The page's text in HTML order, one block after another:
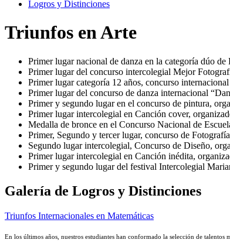
Logros y Distinciones
Triunfos en Arte
Primer lugar nacional de danza en la categoría dúo
Primer lugar del concurso intercolegial Mejor
Primer lugar categoría 12 años, concurso
Primer lugar del concurso de danza internacional
Primer y segundo lugar en el concurso de pintura,
Primer lugar intercolegial en Canción cover,
Medalla de bronce en el Concurso Nacional de
Primer, Segundo y tercer lugar, concurso de
Segundo lugar intercolegial, Concurso de Diseño,
Primer lugar intercolegial en Canción inédita,
Primer y segundo lugar del festival Intercolegial
Galería de Logros y Distinciones
Triunfos Internacionales en Matemáticas
En los últimos años, nuestros estudiantes han conformado la selección de